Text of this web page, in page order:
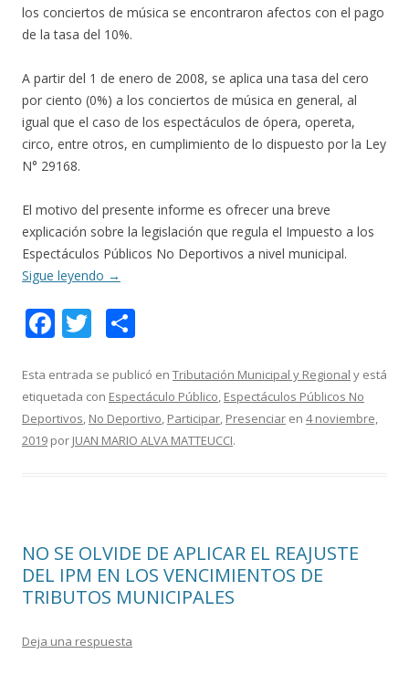
los conciertos de música se encontraron afectos con el pago
de la tasa del 10%.
A partir del 1 de enero de 2008, se aplica una tasa del cero
por ciento (0%) a los conciertos de música en general, al
igual que el caso de los espectáculos de ópera, opereta,
circo, entre otros, en cumplimiento de lo dispuesto por la Ley
N° 29168.
El motivo del presente informe es ofrecer una breve
explicación sobre la legislación que regula el Impuesto a los
Espectáculos Públicos No Deportivos a nivel municipal.
Sigue leyendo →
F
e
b
o
T
itt
er
m
p
ar
Esta entrada se publicó en Tributación Municipal y Regional y está
etiquetada con Espectáculo Público, Espectáculos Públicos No
Deportivos, No Deportivo, Participar, Presenciar en 4 noviembre,
2019 por JUAN MARIO ALVA MATTEUCCI.
NO SE OLVIDE DE APLICAR EL REAJUSTE
DEL IPM EN LOS VENCIMIENTOS DE
TRIBUTOS MUNICIPALES
Deja una respuesta